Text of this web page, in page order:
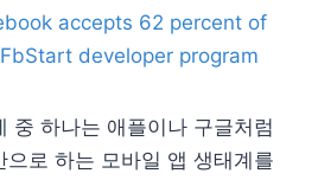
accepts 62 percent of
developer program
중 하나는 애플이나 구글처럼
으로 하는 모바일 앱 생태계를